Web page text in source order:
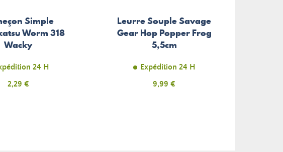
Simple
Worm 318
Wacky
24 H
Prix
2,29 €
Leurre Souple Savage
Gear Hop Popper Frog
5,5cm
Expédition 24 H
Prix
9,99 €